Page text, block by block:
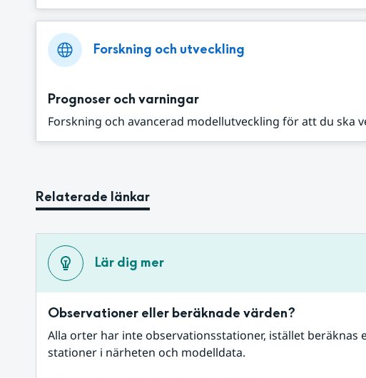
Forskning och utveckling
Prognoser och varningar
Forskning och avancerad modellutveckling för att du ska
Relaterade länkar
Lär dig mer
Observationer eller beräknade värden?
Alla orter har inte observationsstationer, istället beräknas
stationer i närheten och modelldata.